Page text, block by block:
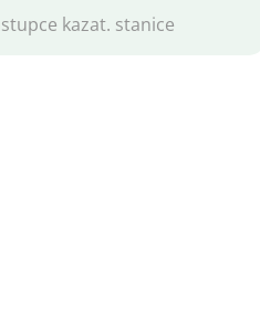
kazat. stanice